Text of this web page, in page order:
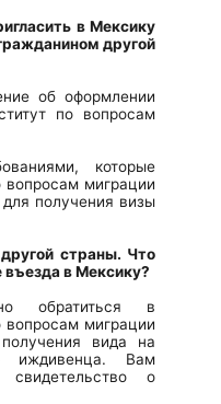
в Мексику
другой
об оформлении
по вопросам
которые
вопросам миграции
получения визы
страны. Что
въезда в Мексику?
обратиться в
вопросам миграции
вида на
иждивенца. Вам
свидетельство о